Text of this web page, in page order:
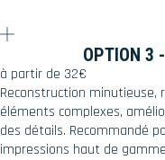
OPTION 3
à partir de 32€
Reconstruction
éléments complexes,
des détails. Recommandé
impressions haut de